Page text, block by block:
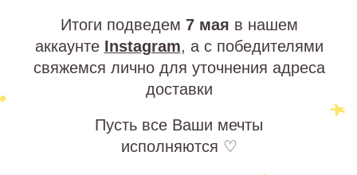
Пусть все Ваши мечты
исполняются ♡